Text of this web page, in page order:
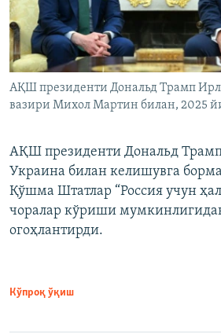
АҚШ президенти Дональд Трамп
вазири Михол Мартин билан, 2025
АҚШ президенти Дональд
Украина билан келишувга
Қўшма Штатлар “Россия учун
чоралар кўриши
огоҳлантирди.
Кўпроқ ўқиш